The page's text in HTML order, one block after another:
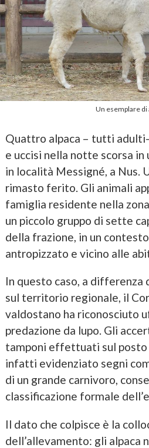
Un esemplare di
Quattro alpaca – tutti
e uccisi nella notte scorsa in
in località Messigné, a Nus.
rimasto ferito. Gli animali
famiglia residente nella
un piccolo gruppo di sette
della frazione, in un
antropizzato e vicino alle
In questo caso, a
sul territorio regionale, il
valdostano ha riconosciuto
predazione da lupo. Gli
tamponi effettuati sul posto
infatti evidenziato segni
di un grande carnivoro,
classificazione formale
Il dato che colpisce è la
dell’allevamento: gli alpaca